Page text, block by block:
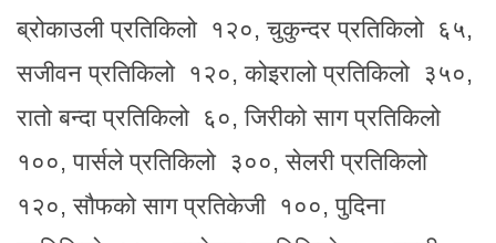
ब्रोकाउली प्रतिकिलो १२०, चुकुन्दर प्रतिकिलो ६५,
सजीवन प्रतिकिलो १२०, कोइरालो प्रतिकिलो ३५०,
रातो बन्दा प्रतिकिलो ६०, जिरीको साग प्रतिकिलो
१००, पार्सले प्रतिकिलो ३००, सेलरी प्रतिकिलो
१२०, सौफको साग प्रतिकेजी १००, पुदिना